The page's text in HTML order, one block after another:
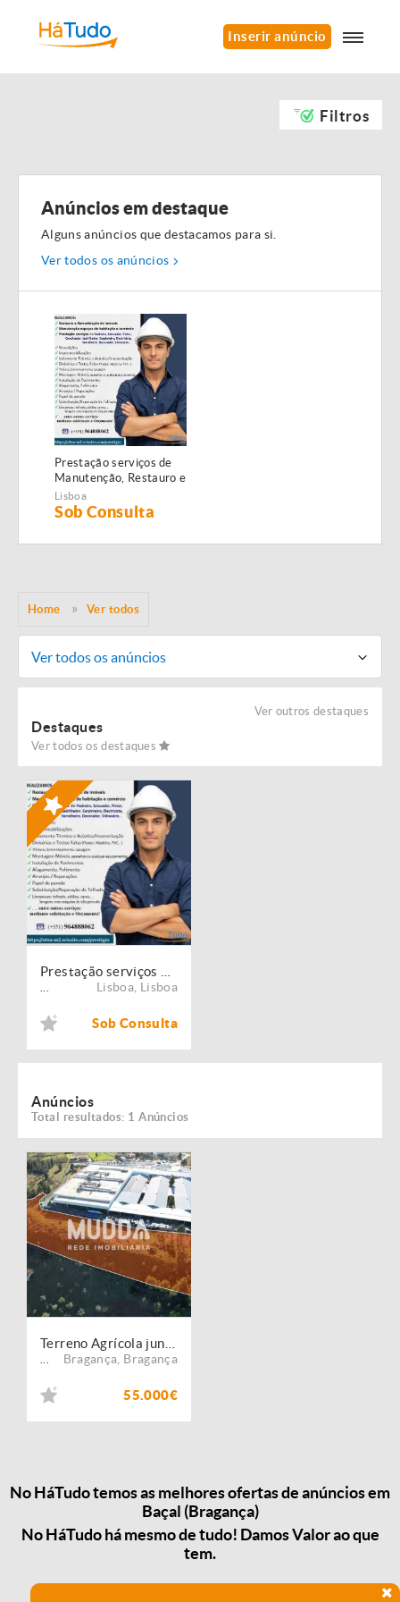
Inserir anúncio
Filtros
Anúncios em destaque
Alguns anúncios que destacamos para si.
Ver todos os anúncios
Prestação serviços de
Manutenção, Restauro e
Remodelação de
imóveis!
Lisboa
Sob Consulta
Home Ver todos
Ver todos os anúncios
Ver outros destaques
Destaques
Ver todos os destaques
Lisboa Lisboa
Sob Consulta
Anúncios
Total resultados: 1 Anúncios
Bragança Bragança
55.000€
No HáTudo temos as melhores ofertas de anúncios em
Baçal (Bragança)
No HáTudo há mesmo de tudo! Damos Valor ao que
tem.